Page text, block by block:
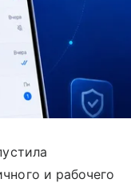
и рабочего